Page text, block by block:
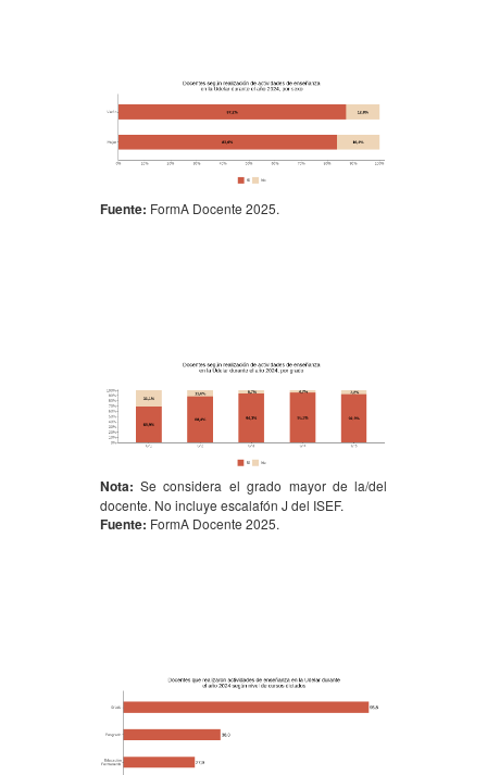
Fuente: FormA Docente 2025.
Nota: Se considera el grado mayor de la/del
docente. No incluye escalafón J del ISEF.
Fuente: FormA Docente 2025.